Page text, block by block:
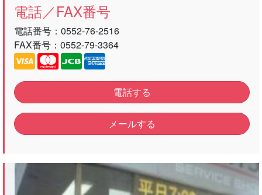
電話／FAX番号
電話番号： 0552-76-2516
FAX番号：0552-79-3364
電話する
メールする